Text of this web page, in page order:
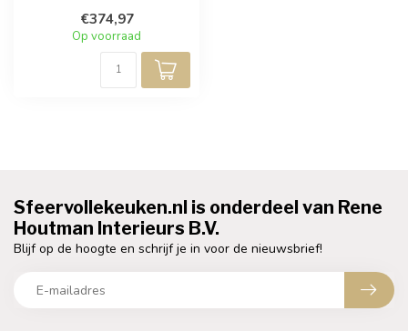
van onze (...
€374,97
Op voorraad
Sfeervollekeuken.nl is onderdeel van Rene
Houtman Interieurs B.V.
Blijf op de hoogte en schrijf je in voor de nieuwsbrief!